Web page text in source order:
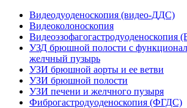
Видеодуоденоскопия (видео-ДДС)
Видеоколоноскопия
Видеоэзофагогастродуоденоскопия
УЗД брюшной полости с
желчный пузырь
УЗИ брюшной аорты и ее ветви
УЗИ брюшной полости
УЗИ печени и желчного пузыря
Фиброгастродуоденоскопия (ФГДС)